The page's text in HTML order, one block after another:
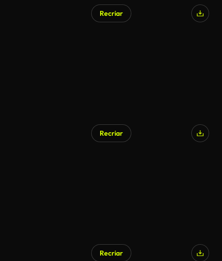
Recriar
Recriar
Recriar